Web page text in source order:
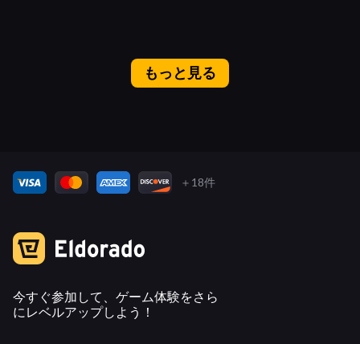
もっと見る
＋18件
今すぐ参加して、ゲーム体験をさら
にレベルアップしよう！